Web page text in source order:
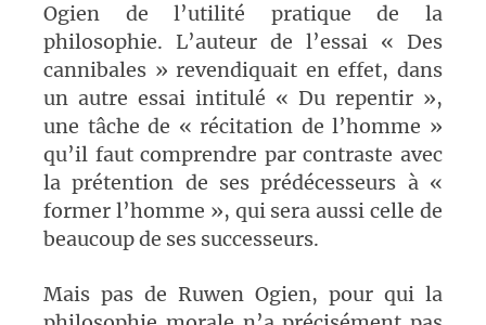
Ogien de l’utilité pratique de la
philosophie. L’auteur de l’essai « Des
cannibales » revendiquait en effet, dans
un autre essai intitulé « Du repentir »,
une tâche de « récitation de l’homme »
qu’il faut comprendre par contraste avec
la prétention de ses prédécesseurs à «
former l’homme », qui sera aussi celle de
beaucoup de ses successeurs.
Mais pas de Ruwen Ogien, pour qui la